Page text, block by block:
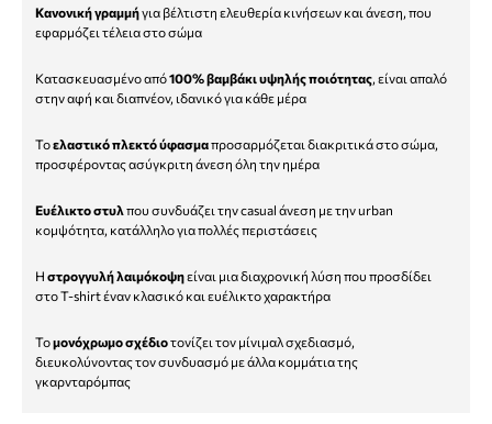
Κανονική γραμμήγια βέλτιστη ελευθερία κινήσεων και άνεση, που
εφαρμόζει τέλεια στο σώμα
Κατασκευασμένο από100% βαμβάκι υψηλής ποιότητας , είναι απαλό
στην αφή και διαπνέον, ιδανικό για κάθε μέρα
Τοελαστικό πλεκτό ύφασμαπροσαρμόζεται διακριτικά στο σώμα,
προσφέροντας ασύγκριτη άνεση όλη την ημέρα
Ευέλικτο στυλ που συνδυάζει την casual άνεση με την urban
κομψότητα, κατάλληλο για πολλές περιστάσεις
Η στρογγυλή λαιμόκοψηείναι μια διαχρονική λύση που προσδίδει
στο T-shirt έναν κλασικό και ευέλικτο χαρακτήρα
Τομονόχρωμο σχέδιοτονίζει τον μίνιμαλ σχεδιασμό,
διευκολύνοντας τον συνδυασμό με άλλα κομμάτια της
γκαρνταρόμπας